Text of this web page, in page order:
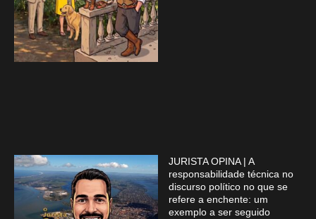
JURISTA OPINA | A
responsabilidade técnica no
discurso político no que se
refere a enchente: um
exemplo a ser seguido